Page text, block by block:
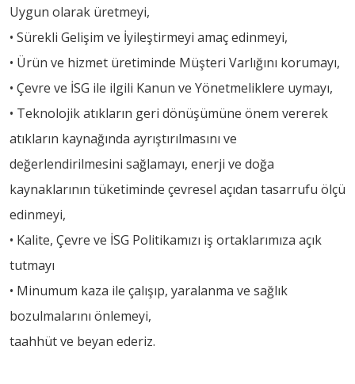
Uygun olarak üretmeyi,
• Sürekli Gelişim ve İyileştirmeyi amaç edinmeyi,
• Ürün ve hizmet üretiminde Müşteri Varlığını korumayı,
• Çevre ve İSG ile ilgili Kanun ve Yönetmeliklere uymayı,
• Teknolojik atıkların geri dönüşümüne önem vererek
atıkların kaynağında ayrıştırılmasını ve
değerlendirilmesini sağlamayı, enerji ve doğa
kaynaklarının tüketiminde çevresel açıdan tasarrufu ölçü
edinmeyi,
• Kalite, Çevre ve İSG Politikamızı iş ortaklarımıza açık
tutmayı
• Minumum kaza ile çalışıp, yaralanma ve sağlık
bozulmalarını önlemeyi,
taahhüt ve beyan ederiz.